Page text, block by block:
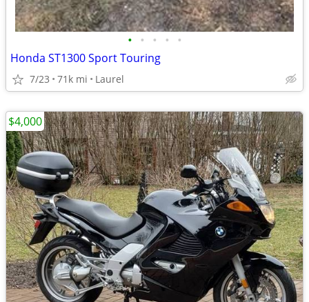
• • • • •
Honda ST1300 Sport Touring
7/23 71k mi Laurel
$4,000